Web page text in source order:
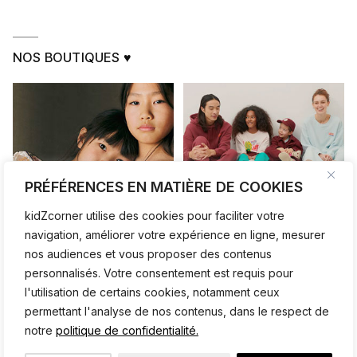
PRÉFÉRENCES EN MATIÈRE DE COOKIES
kidZcorner utilise des cookies pour faciliter votre
navigation, améliorer votre expérience en ligne, mesurer
nos audiences et vous proposer des contenus
personnalisés. Votre consentement est requis pour
l'utilisation de certains cookies, notamment ceux
permettant l'analyse de nos contenus, dans le respect de
notre politique de confidentialité.
NOS BOUTIQUES ♥